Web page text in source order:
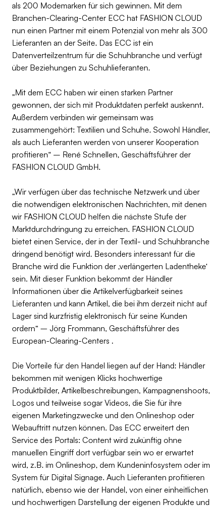
als 200 Modemarken für sich gewinnen. Mit dem
Branchen-Clearing-Center ECC hat FASHION CLOUD
nun einen Partner mit einem Potenzial von mehr als 300
Lieferanten an der Seite. Das ECC ist ein
Datenverteilzentrum für die Schuhbranche und verfügt
über Beziehungen zu Schuhlieferanten.
„Mit dem ECC haben wir einen starken Partner
gewonnen, der sich mit Produktdaten perfekt auskennt.
Außerdem verbinden wir gemeinsam was
zusammengehört: Textilien und Schuhe. Sowohl Händler,
als auch Lieferanten werden von unserer Kooperation
profitieren“ – René Schnellen, Geschäftsführer der
FASHION CLOUD GmbH.
„Wir verfügen über das technische Netzwerk und über
die notwendigen elektronischen Nachrichten, mit denen
wir FASHION CLOUD helfen die nächste Stufe der
Marktdurchdringung zu erreichen. FASHION CLOUD
bietet einen Service, der in der Textil- und Schuhbranche
dringend benötigt wird. Besonders interessant für die
Branche wird die Funktion der ‚verlängerten Ladentheke‘
sein. Mit dieser Funktion bekommt der Händler
Informationen über die Artikelverfügbarkeit seines
Lieferanten und kann Artikel, die bei ihm derzeit nicht auf
Lager sind kurzfristig elektronisch für seine Kunden
ordern“ – Jörg Frommann, Geschäftsführer des
European-Clearing-Centers .
Die Vorteile für den Handel liegen auf der Hand: Händler
bekommen mit wenigen Klicks hochwertige
Produktbilder, Artikelbeschreibungen, Kampagnenshoots,
Logos und teilweise sogar Videos, die Sie für ihre
eigenen Marketingzwecke und den Onlineshop oder
Webauftritt nutzen können. Das ECC erweitert den
Service des Portals: Content wird zukünftig ohne
manuellen Eingriff dort verfügbar sein wo er erwartet
wird, z.B. im Onlineshop, dem Kundeninfosystem oder im
System für Digital Signage. Auch Lieferanten profitieren
natürlich, ebenso wie der Handel, von einer einheitlichen
und hochwertigen Darstellung der eigenen Produkte und